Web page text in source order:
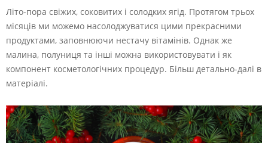
Літо-пора свіжих, соковитих і солодких ягід. Протягом трьох
місяців ми можемо насолоджуватися цими прекрасними
продуктами, заповнюючи нестачу вітамінів. Однак же
малина, полуниця та інші можна використовувати і як
компонент косметологічних процедур. Більш детально-далі в
матеріалі.